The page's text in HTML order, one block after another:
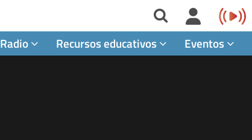
Radio Recursos educativos Eventos